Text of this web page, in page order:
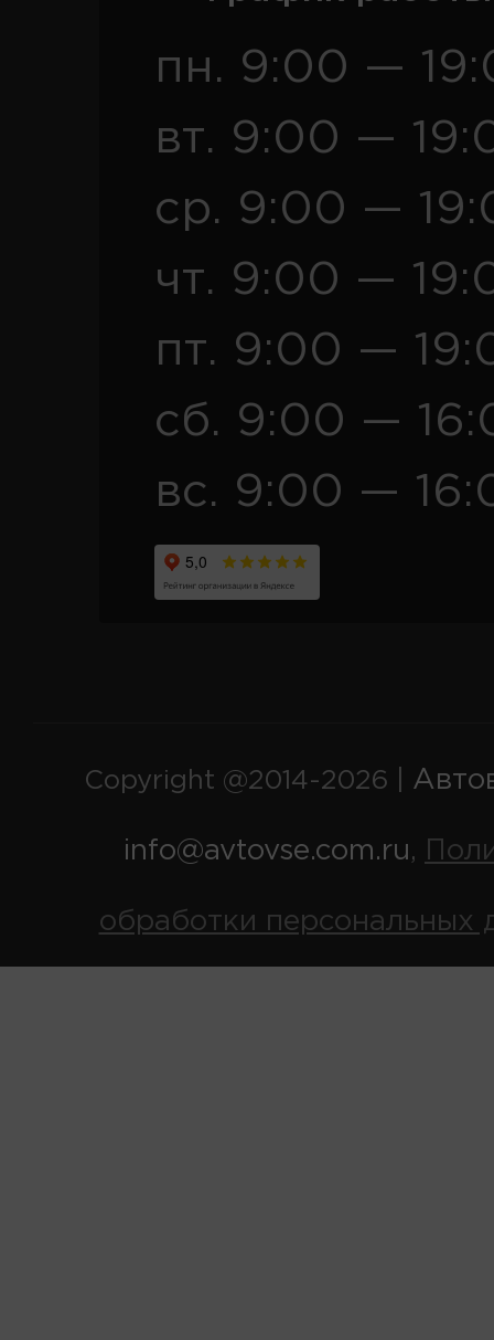
пн. 9:00 —
вт. 9:00 —
ср. 9:00 —
чт. 9:00 —
пт. 9:00 —
сб. 9:00 —
вс. 9:00 —
Copyright @2014-2026 |
info@avtovse.com.ru,
обработки персональных